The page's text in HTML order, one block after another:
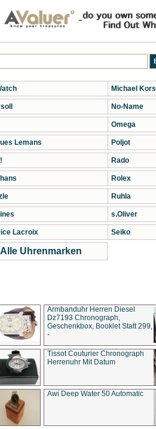
Lemans
Lacroix
Michael Kors
No-Name
Omega
Poljot
Rado
Rolex
Ruhla
s.Oliver
Seiko
Alle Uhrenmarken
Armbanduhr Herren Diesel
Dz7193 Chro­no­graph,
Geschenkbox, Booklet Statt 299,
-
Tissot Couturier Chronograph
Herrenuhr Mit Datum
Awi Deep Water 50 Automatic